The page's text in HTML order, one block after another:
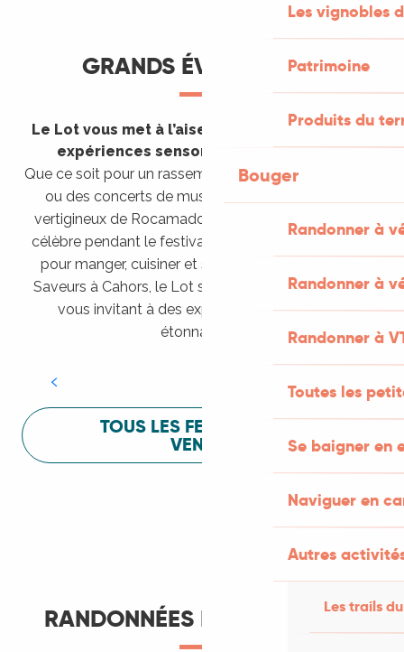
Les vignobles
Patrimoine
Produits du
Bouger
Randonner à
Randonner à
Randonner à
Toutes les
Se baigner en
Naviguer en
Autres
Les trails
GRANDS ÉVÈNEMENTS
Le Lot vous met à l’aise en vous invitant à des
expériences sensorielles étonnantes !
Que ce soit pour un rassemblement de montgolfières
ou des concerts de musique sacrée dans le site
vertigineux de Rocamadour, pour écouter un opéra
célèbre pendant le festival de Saint-Céré ou encore
pour manger, cuisiner et s’amuser pendant Lot of
Saveurs à Cahors, le Lot sait vous mettre à l’aise en
vous invitant à des expériences sensorielles
étonnantes !
Festival Lot of Saveurs
TOUS LES FESTIVALS À
VENIR
RANDONNÉES ET ITINÉRANCE